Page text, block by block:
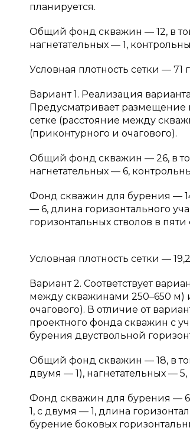
планируется.
Общий фонд скважин — 12, в
нагнетательных — 1,
Условная плотность сетки — 71
Вариант 1. Реализация
Предусматривает размещение
сетке (расстояние между
(приконтурного и очагового).
Общий фонд скважин — 26, в
нагнетательных — 6,
Фонд скважин для бурения —
— 6, длина горизонтального
горизонтальных стволов в
Условная плотность сетки —
Вариант 2. Соответствует
между скважинами 250–650 м)
очагового). В отличие от
проектного фонда скважин с
бурения двуствольной
Общий фонд скважин — 18, в
двумя — 1), нагнетательных —
Фонд скважин для бурения —
1, с двумя — 1, длина
бурение боковых